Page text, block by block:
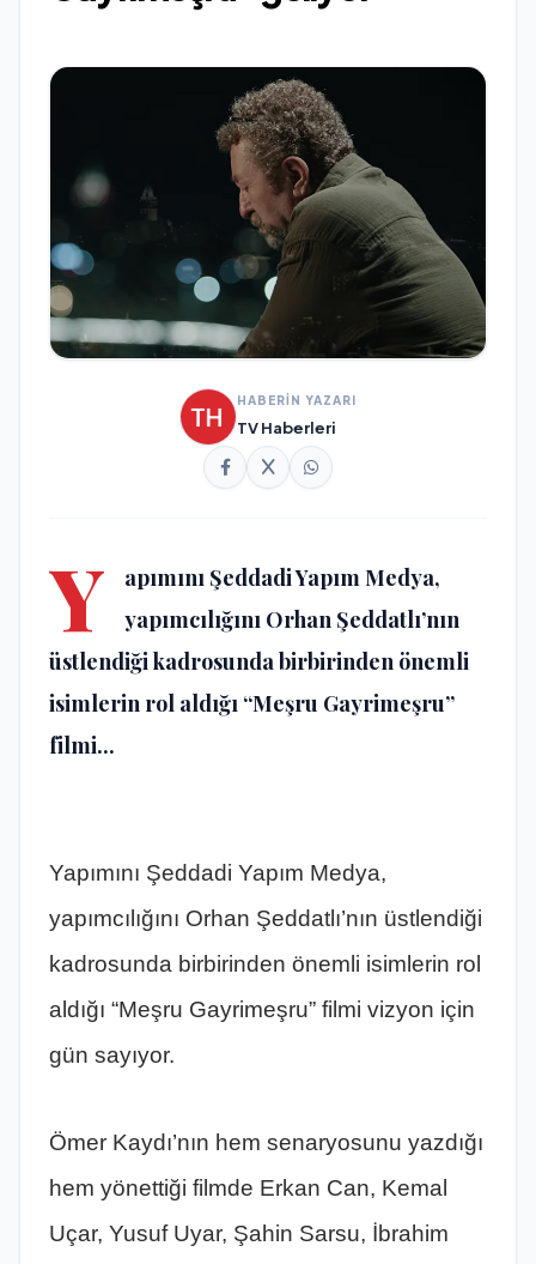
HABERİN YAZARI
TV Haberleri
Y
apımını Şeddadi Yapım Medya,
yapımcılığını Orhan Şeddatlı’nın
üstlendiği kadrosunda birbirinden önemli
isimlerin rol aldığı “Meşru Gayrimeşru”
filmi...
Yapımını Şeddadi Yapım Medya,
yapımcılığını Orhan Şeddatlı’nın üstlendiği
kadrosunda birbirinden önemli isimlerin rol
aldığı “Meşru Gayrimeşru” filmi vizyon için
gün sayıyor.
Ömer Kaydı’nın hem senaryosunu yazdığı
hem yönettiği filmde Erkan Can, Kemal
Uçar, Yusuf Uyar, Şahin Sarsu, İbrahim